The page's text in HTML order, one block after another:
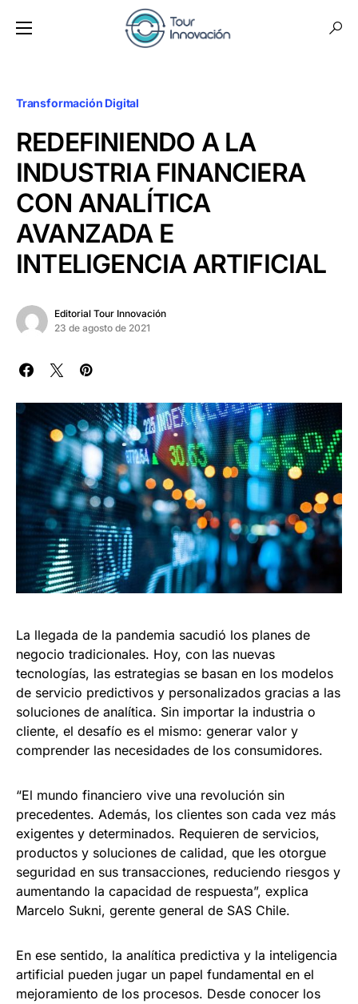
Transformación Digital
REDEFINIENDO A LA
INDUSTRIA FINANCIERA
CON ANALÍTICA
AVANZADA E
INTELIGENCIA ARTIFICIAL
Editorial Tour Innovación
23 de agosto de 2021
La llegada de la pandemia sacudió los planes de
negocio tradicionales. Hoy, con las nuevas
tecnologías, las estrategias se basan en los modelos
de servicio predictivos y personalizados gracias a las
soluciones de analítica. Sin importar la industria o
cliente, el desafío es el mismo: generar valor y
comprender las necesidades de los consumidores.
“El mundo financiero vive una revolución sin
precedentes. Además, los clientes son cada vez más
exigentes y determinados. Requieren de servicios,
productos y soluciones de calidad, que les otorgue
seguridad en sus transacciones, reduciendo riesgos y
aumentando la capacidad de respuesta”, explica
Marcelo Sukni, gerente general de SAS Chile.
En ese sentido, la analítica predictiva y la inteligencia
artificial pueden jugar un papel fundamental en el
mejoramiento de los procesos. Desde conocer los